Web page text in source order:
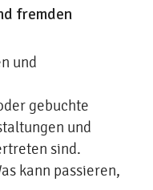
fremden
und
gebuchte
und
sind.
kann passieren,